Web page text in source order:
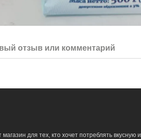
отзыв или комментарий
для тех, кто хочет потреблять вкусную и